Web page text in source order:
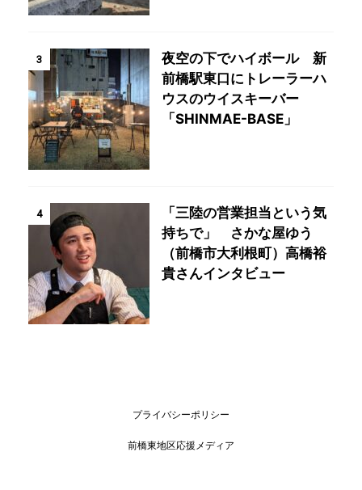
3
夜空の下でハイボール 新
前橋駅東口にトレーラーハ
ウスのウイスキーバー
「SHINMAE-BASE」
4
「三陸の営業担当という気
持ちで」 さかな屋ゆう
（前橋市大利根町）高橋裕
貴さんインタビュー
プライバシーポリシー
前橋東地区応援メディア